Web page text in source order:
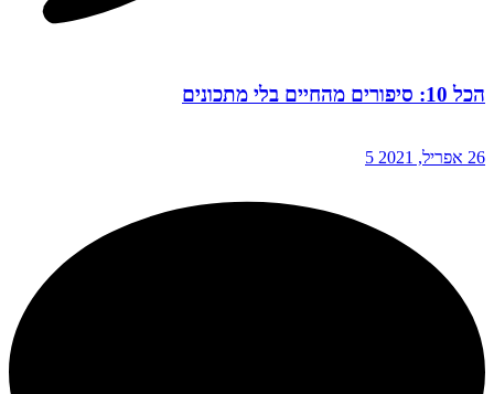
הכל 10: סיפורים מהחיים בלי מתכונים
26 אפריל, 2021 5